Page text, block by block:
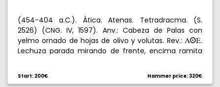
(454-404 a.C.). Ática. Atenas. Tetradracma. (S.
2526) (CNG. IV, 1597). Anv.: Cabeza de Palas con
yelmo ornado de hojas de olivo y volutas. Rev.: AºE.
Lechuza parada mirando de frente, encima ramita
Punzonadas en anverso y reverso. Contramarca en
reverso. 16,90 g. (MBC-).
Start: 200€ Hammer price: 320€